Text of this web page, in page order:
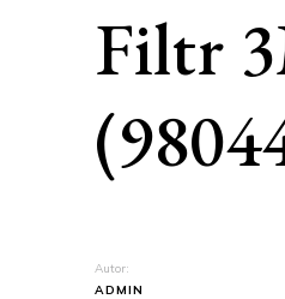
Filtr
Autor:
ADMIN